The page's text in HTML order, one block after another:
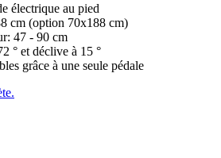
électrique au pied
cm (option 70x188 cm)
47 - 90 cm
° et déclive à 15 °
grâce à une seule pédale